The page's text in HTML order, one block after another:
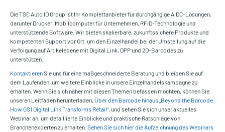
Die TSC Auto ID Group ist Ihr Komplettanbieter für durchgängige AIDC-Lösungen,
darunter Drucker, Mobilcomputer für Unternehmen, RFID-Technologie und
unterstützende Software. Wir bieten skalierbare, zukunftssichere Produkte und
kompetenten Support vor Ort, um den Einzelhandel bei der Umstellung auf die
Verfolgung auf Artikelebene mit Digital Link, DPP und 2D-Barcodes zu
unterstützen.
KontaktierenSie uns für eine maßgeschneiderte Beratung und bleiben Sie auf
dem Laufenden, um weitere Einblicke in unsere Einzelhandelskampagne zu
erhalten. Wenn Sie sich näher mit diesen Themen befassen möchten, können Sie
unseren Leitfaden herunterladen, Über den Barcode hinaus „Beyond the Barcode:
How GS1 Digital Link Transforms Retail“, und sehen Sie sich unser aktuelles
Webinar an, um detaillierte Einblicke und praktische Ratschläge von
Branchenexperten zu erhalten. Sehen Sie sich hier die Aufzeichnung des Webinars